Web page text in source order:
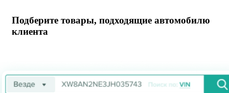
Подберите товары, подходящие автомобилю
клиента